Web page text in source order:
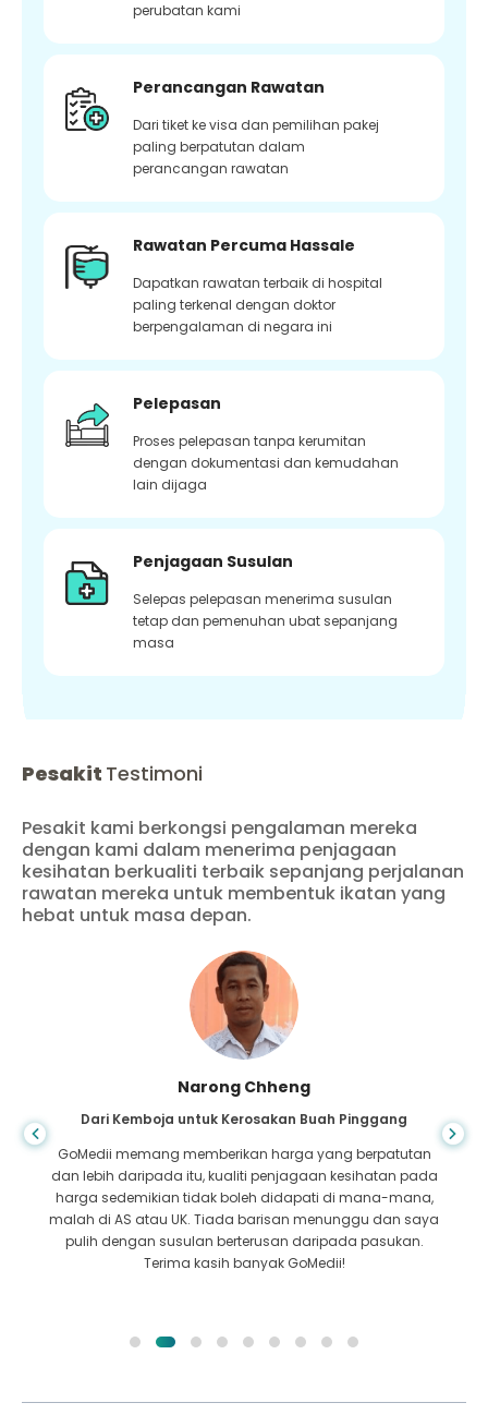
perubatan kami
Perancangan Rawatan
Dari tiket ke visa dan pemilihan pakej
paling berpatutan dalam
perancangan rawatan
Rawatan Percuma Hassale
Dapatkan rawatan terbaik di hospital
paling terkenal dengan doktor
berpengalaman di negara ini
Pelepasan
Proses pelepasan tanpa kerumitan
dengan dokumentasi dan kemudahan
lain dijaga
Penjagaan Susulan
Selepas pelepasan menerima susulan
tetap dan pemenuhan ubat sepanjang
masa
Pesakit Testimoni
Pesakit kami berkongsi pengalaman mereka
dengan kami dalam menerima penjagaan
kesihatan berkualiti terbaik sepanjang perjalanan
rawatan mereka untuk membentuk ikatan yang
hebat untuk masa depan.
Shandha Das
Dari Bangladesh untuk Gastroenterologi
Saya telah berterima kasih kepada anak saya dan
pasukan cemerlang GoMedii yang membantu saya
dalam perjalanan saya dari Bangladesh ke India untuk
mendapatkan rawatan. Kami membuat pilihan yang tepat
dalam memilih GoMedii. Mereka walaupun selepas
rawatan mengekalkan ikatan yang baik dengan kami